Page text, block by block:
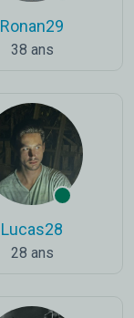
Ronan29
38 ans
Lucas28
28 ans